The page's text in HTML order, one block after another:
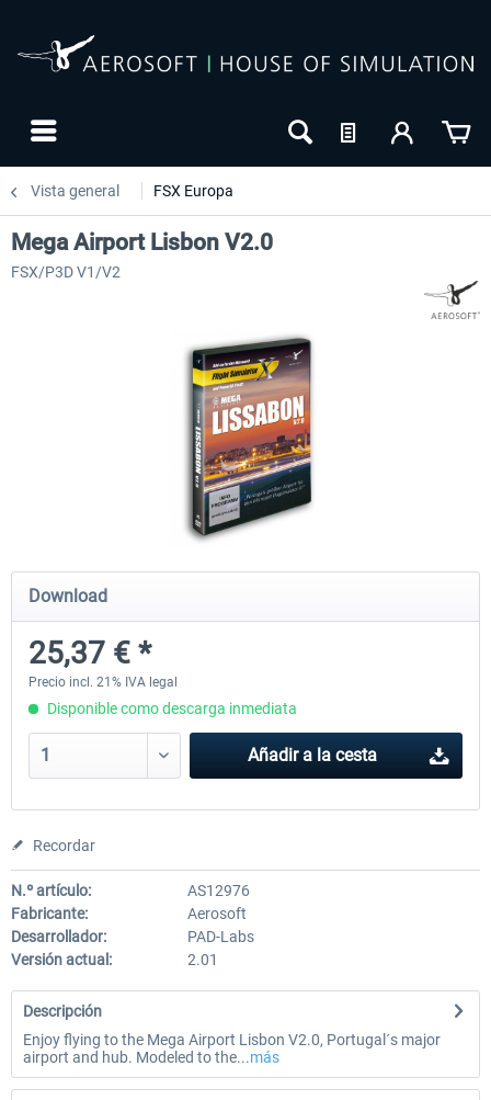
Vista general FSX Europa
Mega Airport Frankfurt V2.0
30,45 € *
Mega Airport Berlin
Mega Airport Lisbon V2.0
FSX/P3D V1/V2
Download
25,37 € *
Precio incl. 21% IVA legal
Disponible como descarga inmediata
Añadir a la cesta
Recordar
N.º artículo:
AS12976
Fabricante:
Aerosoft
Desarrollador:
PAD-Labs
Versión actual:
2.01
Descripción
Enjoy flying to the Mega Airport Lisbon V2.0, Portugal´s major
airport and hub. Modeled to the...más